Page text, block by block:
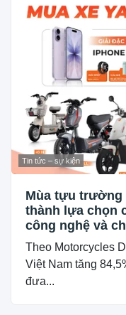
Tin tức – sự kiện
Mùa tựu trường
thành lựa chọn
công nghệ và
Theo Motorcycles
Việt Nam tăng
đưa...